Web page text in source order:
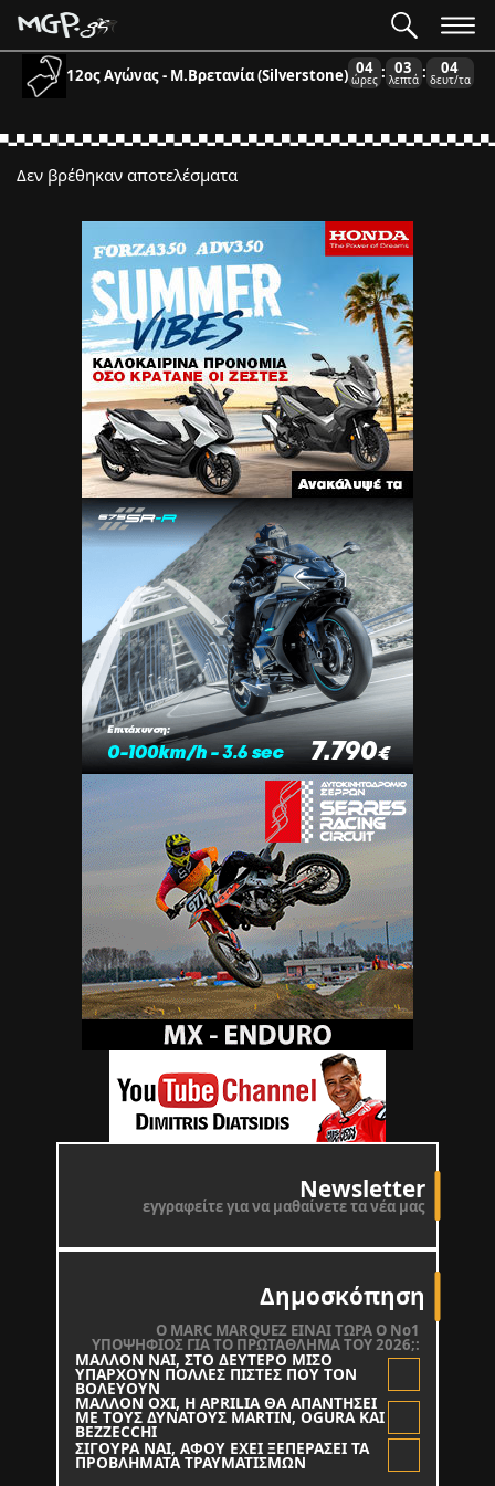
12ος Αγώνας - Μ.Βρετανία (Silverstone) 04
ώρες : 03
λεπτά : 04
δευτ/τα
Newsletter
εγγραφείτε για να μαθαίνετε τα νέα μας
Δημοσκόπηση
O MARC MARQUEZ ΕΙΝΑΙ ΤΩΡΑ Ο Νο1
ΥΠΟΨΗΦΙΟΣ ΓΙΑ ΤΟ ΠΡΩΤΑΘΛΗΜΑ ΤΟΥ 2026;:
ΜΑΛΛΟΝ ΝΑΙ, ΣΤΟ ΔΕΥΤΕΡΟ ΜΙΣΟ
ΥΠΑΡΧΟΥΝ ΠΟΛΛΕΣ ΠΙΣΤΕΣ ΠΟΥ ΤΟΝ
ΒΟΛΕΥΟΥΝ
ΜΑΛΛΟΝ ΟΧΙ, Η APRILIA ΘΑ ΑΠΑΝΤΗΣΕΙ
ΜΕ ΤΟΥΣ ΔΥΝΑΤΟΥΣ MARTIN, OGURA KAI
BEZZECCHI
ΣΙΓΟΥΡΑ ΝΑΙ, ΑΦΟΥ ΕΧΕΙ ΞΕΠΕΡΑΣΕΙ ΤΑ
ΠΡΟΒΛΗΜΑΤΑ ΤΡΑΥΜΑΤΙΣΜΩΝ
Δεν βρέθηκαν αποτελέσματα